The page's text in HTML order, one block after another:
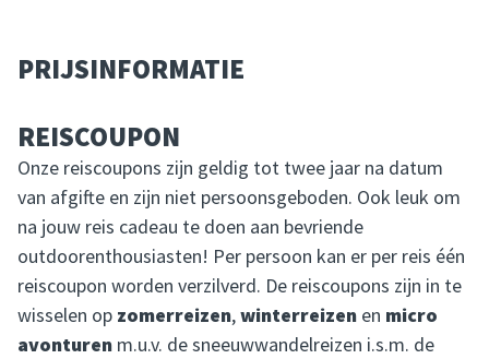
PRIJSINFORMATIE
REISCOUPON
Onze reiscoupons zijn geldig tot twee jaar na datum
van afgifte en zijn niet persoonsgeboden. Ook leuk om
na jouw reis cadeau te doen aan bevriende
outdoorenthousiasten! Per persoon kan er per reis één
reiscoupon worden verzilverd. De reiscoupons zijn in te
wisselen op zomerreizen,winterreizen en micro
avonturen m.u.v. de sneeuwwandelreizen i.s.m. de